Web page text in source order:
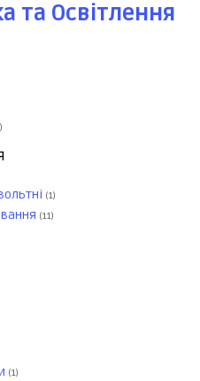
та Освітлення
(1)
(11)
(1)